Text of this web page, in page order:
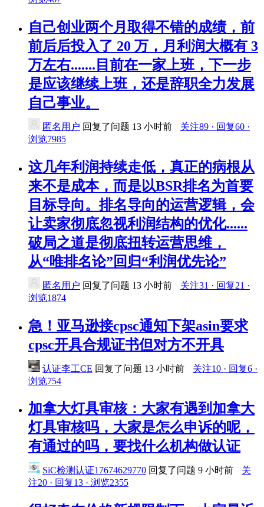
自己创业两个月取得不错的成绩，前
前后后投入了 20 万，月利润大概有 3
万左右.......目前在一家上班，下一步
是应该继续上班，还是辞职全力发展
自己事业。
匿名用户 回复了问题 13 小时前
关注89 · 回复60 ·
浏览7985
这几年利润持续走低，真正的病根从
来不是成本，而是以BSR排名为首要
目标导向。排名导向的运营逻辑，会
让卖家彻底忽视利润结构的优化......
破局之道是彻底扭转运营思维，
从“唯排名论”回归“利润优先论”
匿名用户 回复了问题 13 小时前
关注31 · 回复21 ·
浏览1874
急！亚马逊接cpsc通知下架asin要求
cpsc开具合规证书但对方不开具
认证李工CE 回复了问题 13 小时前
关注10 · 回复6 ·
浏览754
加拿大灯具审核：大家有遇到加拿大
灯具审核吗，大家是怎么申诉的呢，
有通过的吗，要找什么机构做认证
SiC检测认证17674629770 回复了问题 9 小时前
关
注20 · 回复13 · 浏览2355